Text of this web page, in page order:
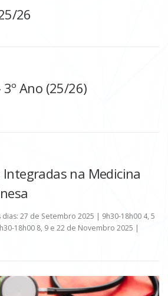
26
Ano (25/26)
Integradas na Medicina
27 de Setembro 2025 | 9h30-18h00 4, 5
18h00 8, 9 e 22 de Novembro 2025 |